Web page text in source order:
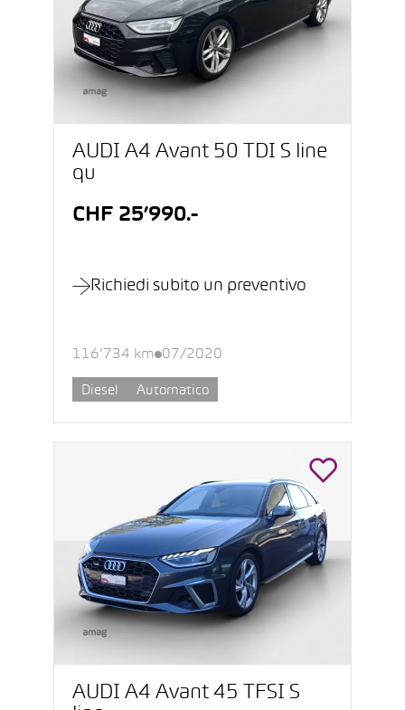
AUDI A4 Avant 50 TDI S line
qu
CHF 25’990.-
Richiedi subito un preventivo
116’734 km 07/2020
Diesel Automatico
AUDI A4 Avant 45 TFSI S